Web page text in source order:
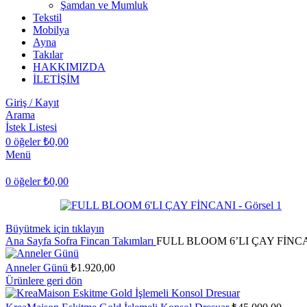
Şamdan ve Mumluk
Tekstil
Mobilya
Ayna
Takılar
HAKKIMIZDA
İLETİŞİM
Giriş / Kayıt
Arama
İstek Listesi
0 öğeler ₺0,00
Menü
0 öğeler ₺0,00
Büyütmek için tıklayın
Ana Sayfa Sofra Fincan Takımları FULL BLOOM 6’LI ÇAY
Anneler Günü ₺1.920,00
Ürünlere geri dön